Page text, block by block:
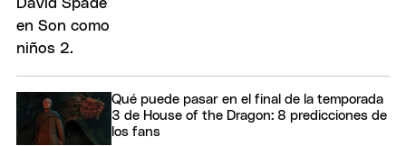
Qué puede pasar en el final de la temporada
3 de House of the Dragon: 8 predicciones de
los fans